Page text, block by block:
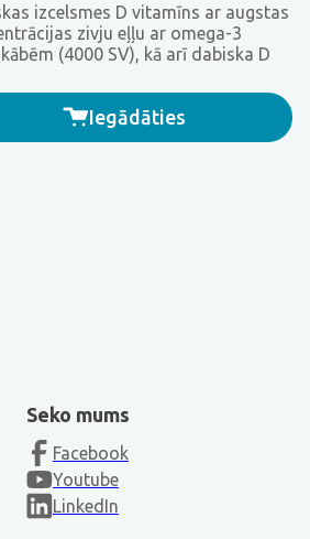
izcelsmes D vitamīns ar augstas
zivju eļļu ar omega-3
(4000 SV), kā arī dabiska D
un B6 vitamīnu.
Iegādāties
Seko mums
Facebook
Youtube
LinkedIn